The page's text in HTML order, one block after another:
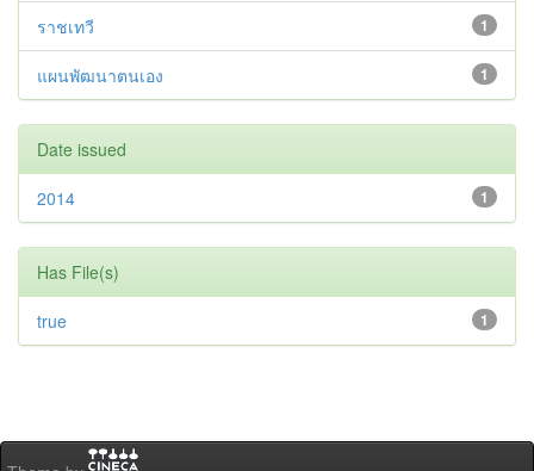
1
ราชเทวี
1
แผนพัฒนาตนเอง
Date issued
1
2014
Has File(s)
1
true